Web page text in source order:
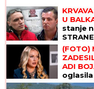
U
stanje
usledio
(FOTO)
ADI
nakon